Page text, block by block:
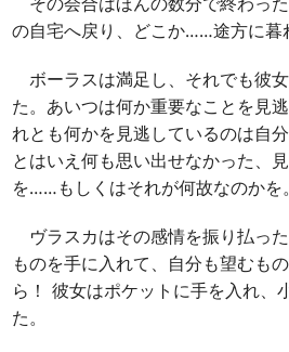
の自宅へ戻り、どこか……途方に暮
ボーラスは満足し、それでも彼
た。あいつは何か重要なことを見
れとも何かを見逃しているのは自
とはいえ何も思い出せなかった、
を……もしくはそれが何故なのかを。
ヴラスカはその感情を振り払っ
ものを手に入れて、自分も望むも
ら！ 彼女はポケットに手を入れ、
た。